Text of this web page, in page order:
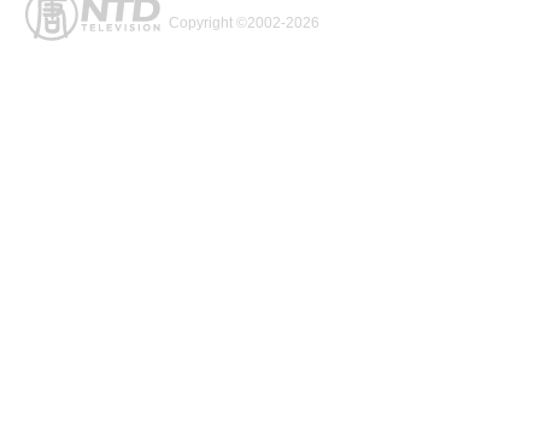
Copyright ©2002-2026